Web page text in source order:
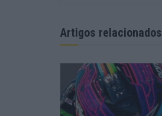
Artigos relacionados